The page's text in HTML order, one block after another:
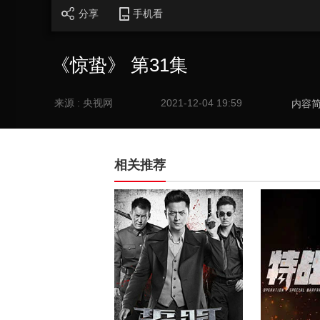
分享 手机看
《惊蛰》 第31集
来源 : 央视网 2021-12-04 19:59 内容
相关推荐